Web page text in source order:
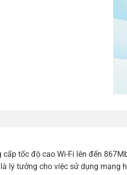
tốc độ cao Wi-Fi lên đến
lý tưởng cho việc sử dụng mạng